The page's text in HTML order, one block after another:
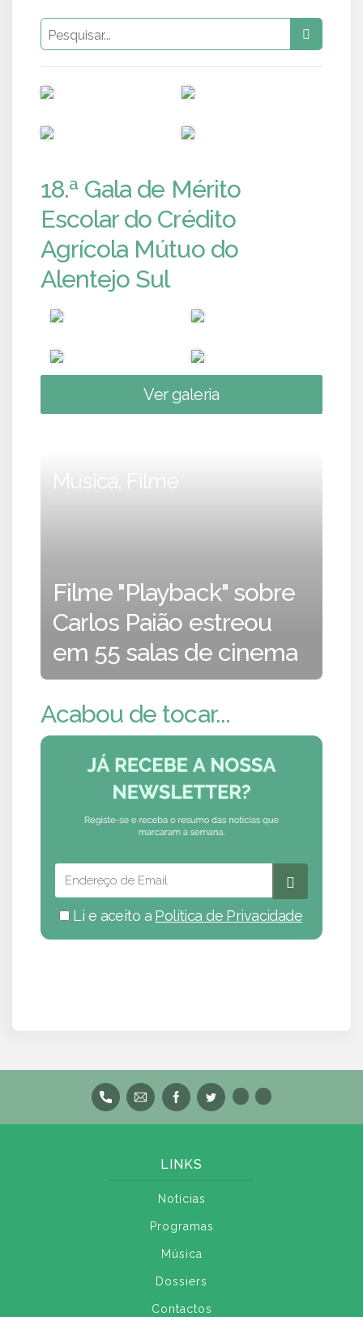
18.ª Gala de Mérito
Escolar do Crédito
Agrícola Mútuo do
Alentejo Sul
Ver galeria
Música, Filme
Filme "Playback" sobre
Carlos Paião estreou
em 55 salas de cinema
Acabou de tocar...
Li e aceito a Política de Privacidade
LINKS
Notícias
Programas
Música
Dossiers
Contactos